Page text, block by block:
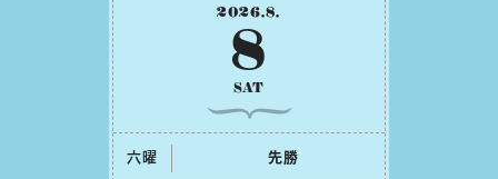
2026.8.
8
SAT
六曜 先勝